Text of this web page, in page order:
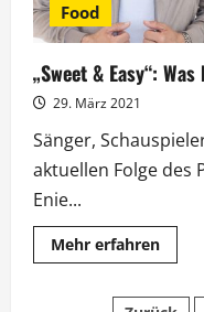
Food
„Sweet & Easy“:
29. März 2021
Sänger,
aktuellen Folge des
Enie...
Mehr erfahrenMehr
&